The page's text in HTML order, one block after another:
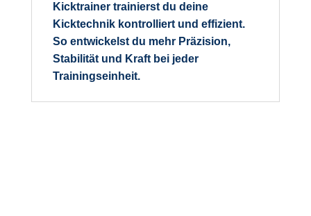
Kicktrainertrainierst du deine
Kicktechnik kontrolliert und effizient.
So entwickelst du mehr Präzision,
Stabilität und Kraft bei jeder
Trainingseinheit.